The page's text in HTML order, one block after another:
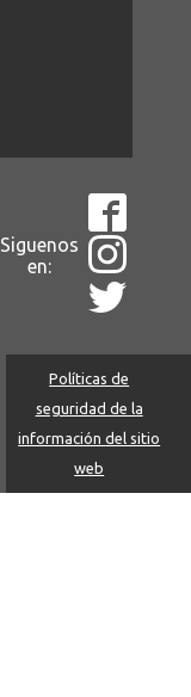
Siguenos
en:
Políticas de
seguridad de la
información del sitio
web